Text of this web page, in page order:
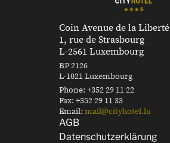
Coin Avenue de la Liberté
1, rue de Strasbourg
L-2561 Luxembourg
BP 2126
L-1021 Luxembourg
Phone: +352 29 11 22
Fax: +352 29 11 33
Email: mail@cityhotel.lu
AGB
Datenschutzerklärung